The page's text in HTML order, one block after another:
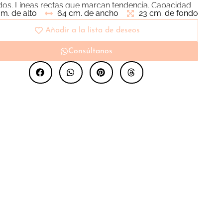
Líneas rectas que marcan tendencia. Capacidad
en su interior.
de alto 64 cm. de ancho 23 cm. de fondo
Añadir a la lista de deseos
Consúltanos